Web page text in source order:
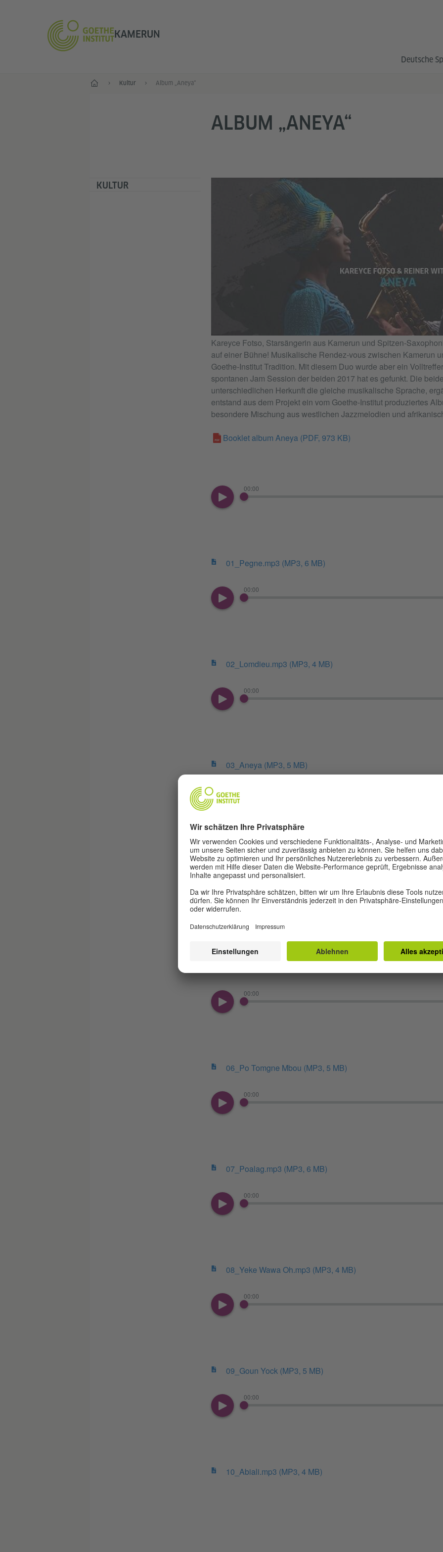
KAMERUN
Deutsche
Start Kultur Album „Aneya“
KULTUR
ALBUM „ANEYA“
Kareyce Fotso, Starsängerin aus Kamerun und Spitzen-
auf einer Bühne! Musikalische Rendez-vous zwischen Kamerun
Goethe-Institut Tradition. Mit diesem Duo wurde aber ein
spontanen Jam Session der beiden 2017 hat es gefunkt. Die
unterschiedlichen Herkunft die gleiche musikalische Sprache,
entstand aus dem Projekt ein vom Goethe-Institut produziertes
besondere Mischung aus westlichen Jazzmelodien und
Booklet album Aneya (PDF, 973 KB)
00:00
01_Pegne.mp3 (MP3, 6 MB)
00:00
02_Lomdieu.mp3 (MP3, 4 MB)
00:00
03_Aneya (MP3, 5 MB)
04_Allez Allez.mp3(MP3, 4 MB)
00:00
00:00
06_Po Tomgne Mbou (MP3, 5 MB)
00:00
07_Poalag.mp3 (MP3, 6 MB)
00:00
08_Yeke Wawa Oh.mp3 (MP3, 4 MB)
00:00
09_Goun Yock (MP3, 5 MB)
00:00
10_Abiali.mp3 (MP3, 4 MB)